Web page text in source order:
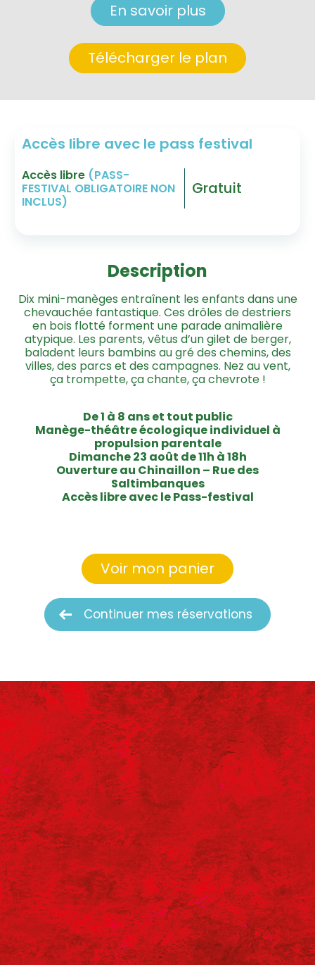
Télécharger le plan
En savoir plus
Accès libre avec le pass festival
Accès libre (PASS-
FESTIVAL OBLIGATOIRE NON
INCLUS)
Gratuit
Description
Dix mini-manèges entraînent les enfants dans une
chevauchée fantastique. Ces drôles de destriers
en bois flotté forment une parade animalière
atypique. Les parents, vêtus d’un gilet de berger,
baladent leurs bambins au gré des chemins, des
villes, des parcs et des campagnes. Nez au vent,
ça trompette, ça chante, ça chevrote !
De 1 à 8 ans et tout public
Manège-théâtre écologique individuel à
propulsion parentale
Dimanche 23 août de 11h à 18h
Ouverture au Chinaillon – Rue des
Saltimbanques
Accès libre avec le Pass-festival
Continuer mes réservations
Voir mon panier